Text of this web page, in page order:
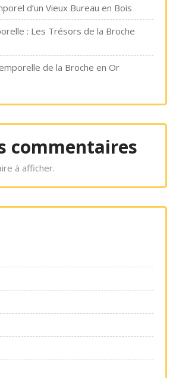
d’un Vieux Bureau en Bois
: Les Trésors de la Broche
de la Broche en Or
commentaires
à afficher.